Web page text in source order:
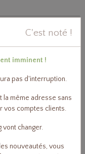
C'est noté !
imminent !
pas d'interruption.
la même adresse sans
vos comptes clients.
vont changer.
nouveautés, vous